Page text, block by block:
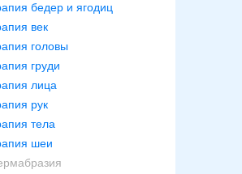
бедер и ягодиц
век
головы
груди
лица
рук
тела
шеи